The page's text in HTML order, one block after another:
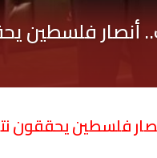
فلسطين يحققون